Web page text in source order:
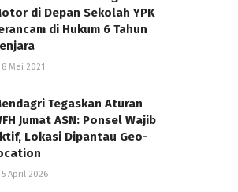
di Depan Sekolah YPK
di Hukum 6 Tahun
8 Mei 2021
Tegaskan Aturan
Jumat ASN: Ponsel Wajib
Lokasi Dipantau Geo-
5 April 2026